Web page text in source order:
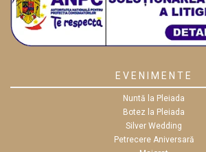
EVENIMENTE
Nuntă la Pleiada
Botez la Pleiada
Silver Wedding
Petrecere Aniversară